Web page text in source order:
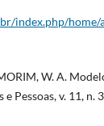
index.php/
W. A.
Pessoas, v. 11, n.